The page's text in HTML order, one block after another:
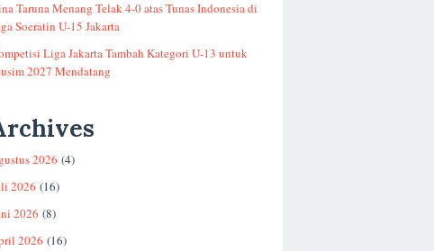
Taruna Menang Telak 4-0 atas Tunas Indonesia di
Soeratin U-15 Jakarta
Liga Jakarta Tambah Kategori U-13 untuk
2027 Mendatang
2026 (4)
2026 (16)
2026 (8)
2026 (16)